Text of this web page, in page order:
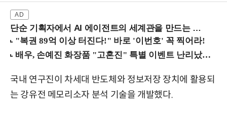
단순 기획자에서 AI 에이전트의 세계관을 만드는 지식 설계자로.. (8/20 강남역)
국내 연구진이 차세대 반도체와 정보저장 장치에 활용되
는 강유전 메모리소자 분석 기술을 개발했다.